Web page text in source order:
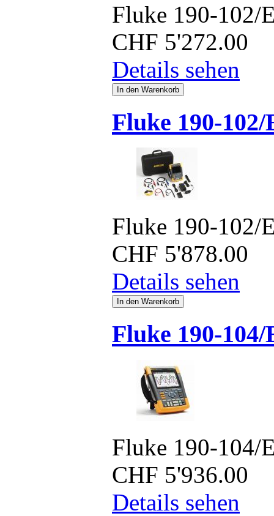
Fluke 190-102/
CHF 5'272.00
Details sehen
Fluke 190-102/
Fluke 190-102/
CHF 5'878.00
Details sehen
Fluke 190-104/
Fluke 190-104/
CHF 5'936.00
Details sehen